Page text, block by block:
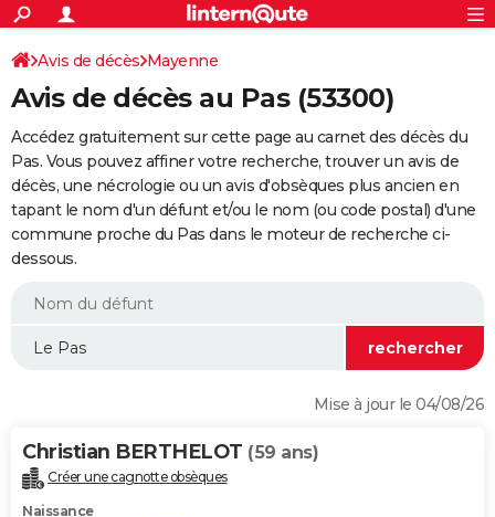
ACTUALITÉS
Politique
Société
Faits Divers
Education
Monde
Villes
+
SPORT
Coupe du monde 2026
Football
Tennis
Cyclisme
Rugby
Forum
Programme TV
TNT
Streaming
Cinéma
Sorties cinéma
Musique
+
FINANCE
Retraite
Epargne
Immobilier
Risques naturels par ville
Assurance
AUTO
Essais
Réserver un essai
Citadines
Berlines
SUV
Forum auto
+
HIGH-TECH
BRICOLAGE
WEEK-END
Alimentation
Guide de la santé
Maladies
Médicaments
Sommeil
VOYAGE
Avis de décès Mayenne
Avis de décès au Pas (53300)
Accédez gratuitement sur cette page au carnet des décès du
Pas. Vous pouvez affiner votre recherche, trouver un avis de
décès, une nécrologie ou un avis d'obsèques plus ancien en
tapant le nom d'un défunt et/ou le nom (ou code postal) d'une
commune proche du Pas dans le moteur de recherche ci-
dessous.
Mise à jour le 04/08/26
Christian BERTHELOT (59 ans)
Créer une cagnotte obsèques
Naissance